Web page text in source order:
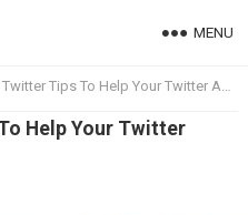
MENU
Tips To Help Your Twitter Account Grow Fast
Help Your Twitter